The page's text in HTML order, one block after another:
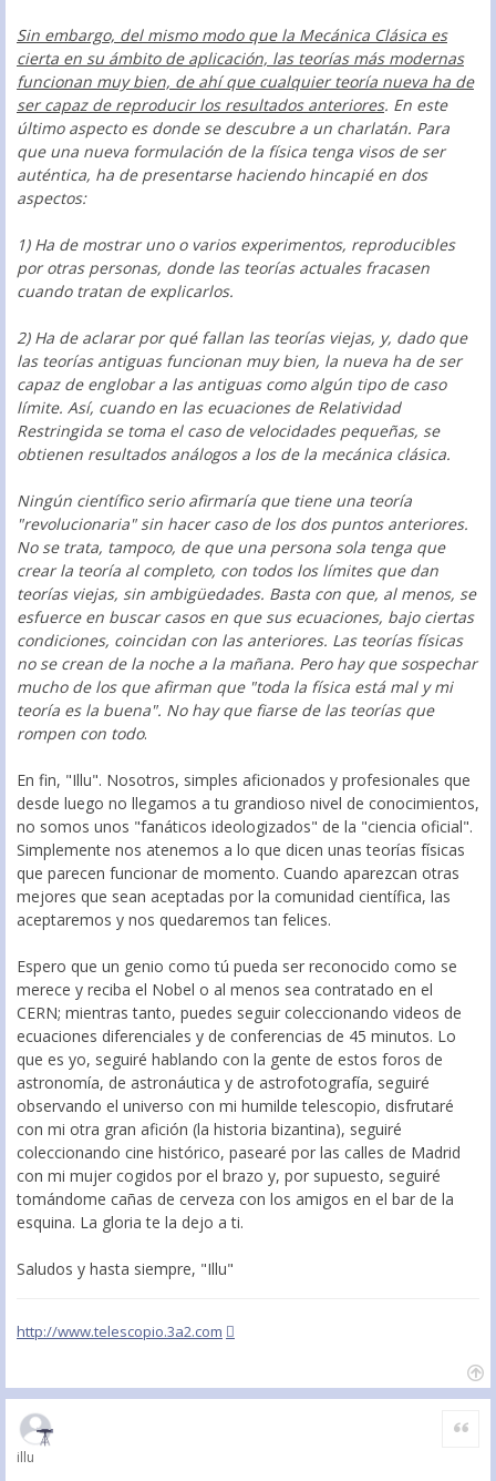
Sin embargo, del mismo modo que la Mecánica Clásica es
cierta en su ámbito de aplicación, las teorías más modernas
funcionan muy bien, de ahí que cualquier teoría nueva ha de
ser capaz de reproducir los resultados anteriores. En este
último aspecto es donde se descubre a un charlatán. Para
que una nueva formulación de la física tenga visos de ser
auténtica, ha de presentarse haciendo hincapié en dos
aspectos:
1) Ha de mostrar uno o varios experimentos, reproducibles
por otras personas, donde las teorías actuales fracasen
cuando tratan de explicarlos.
2) Ha de aclarar por qué fallan las teorías viejas, y, dado que
las teorías antiguas funcionan muy bien, la nueva ha de ser
capaz de englobar a las antiguas como algún tipo de caso
límite. Así, cuando en las ecuaciones de Relatividad
Restringida se toma el caso de velocidades pequeñas, se
obtienen resultados análogos a los de la mecánica clásica.
Ningún científico serio afirmaría que tiene una teoría
"revolucionaria" sin hacer caso de los dos puntos anteriores.
No se trata, tampoco, de que una persona sola tenga que
crear la teoría al completo, con todos los límites que dan
teorías viejas, sin ambigüedades. Basta con que, al menos, se
esfuerce en buscar casos en que sus ecuaciones, bajo ciertas
condiciones, coincidan con las anteriores. Las teorías físicas
no se crean de la noche a la mañana. Pero hay que sospechar
mucho de los que afirman que "toda la física está mal y mi
teoría es la buena". No hay que fiarse de las teorías que
rompen con todo.
En fin, "Illu". Nosotros, simples aficionados y profesionales que
desde luego no llegamos a tu grandioso nivel de conocimientos,
no somos unos "fanáticos ideologizados" de la "ciencia oficial".
Simplemente nos atenemos a lo que dicen unas teorías físicas
que parecen funcionar de momento. Cuando aparezcan otras
mejores que sean aceptadas por la comunidad científica, las
aceptaremos y nos quedaremos tan felices.
Espero que un genio como tú pueda ser reconocido como se
merece y reciba el Nobel o al menos sea contratado en el
CERN; mientras tanto, puedes seguir coleccionando videos de
ecuaciones diferenciales y de conferencias de 45 minutos. Lo
que es yo, seguiré hablando con la gente de estos foros de
astronomía, de astronáutica y de astrofotografía, seguiré
observando el universo con mi humilde telescopio, disfrutaré
con mi otra gran afición (la historia bizantina), seguiré
coleccionando cine histórico, pasearé por las calles de Madrid
con mi mujer cogidos por el brazo y, por supuesto, seguiré
tomándome cañas de cerveza con los amigos en el bar de la
esquina. La gloria te la dejo a ti.
Saludos y hasta siempre, "Illu"
http://www.telescopio.3a2.com
illu
Citar